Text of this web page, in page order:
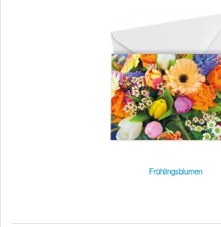
Frühlingsblumen